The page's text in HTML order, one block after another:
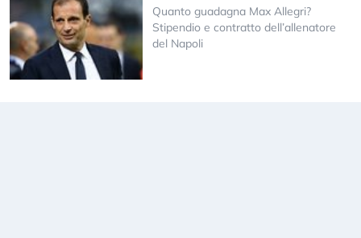
Quanto guadagna Max Allegri?
Stipendio e contratto dell’allenatore
del Napoli